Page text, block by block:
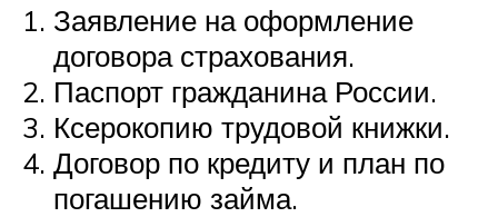
Заявление на оформление
договора страхования.
Паспорт гражданина России.
Ксерокопию трудовой книжки.
Договор по кредиту и план по
погашению займа.